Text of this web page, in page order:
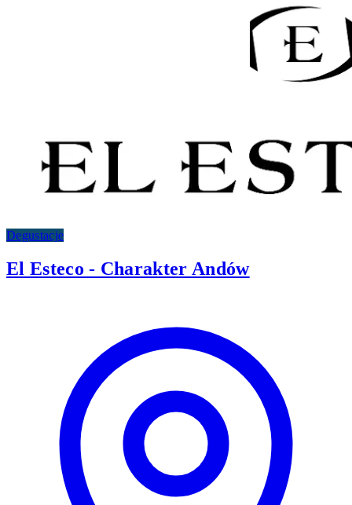
Degustacje
El Esteco - Charakter Andów